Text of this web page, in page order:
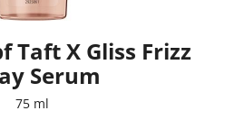
Taft X Gliss Frizz
Serum
75 ml